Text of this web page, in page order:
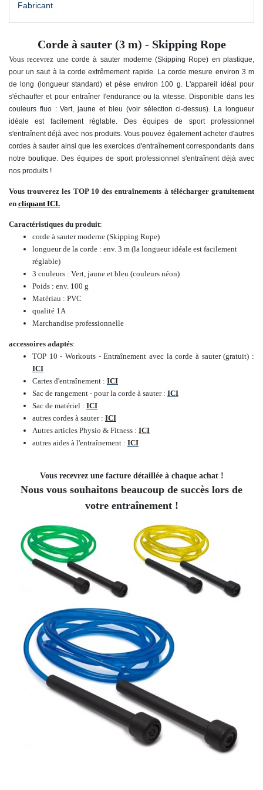
Fabricant
Corde à sauter (3 m) - Skipping Rope
Vous recevrez une corde à sauter moderne (Skipping Rope) en plastique,
pour un saut à la corde extrêmement rapide. La corde mesure environ 3 m
de long (longueur standard) et pèse environ 100 g. L'appareil idéal pour
s'échauffer et pour entraîner l'endurance ou la vitesse.Disponible dans les
couleurs fluo : Vert, jaune et bleu (voir sélection ci-dessus). La longueur
idéale est facilement réglable. Des équipes de sport professionnel
s'entraînent déjà avec nos produits. Vous pouvez également acheter d'autres
cordes à sauter ainsi que les exercices d'entraînement correspondants dans
notre boutique. Des équipes de sport professionnel s'entraînent déjà avec
nos produits !
Vous trouverez les TOP 10 des entraînements à télécharger gratuitement
en cliquant ICI.
Caractéristiques du produit:
corde à sauter moderne (Skipping Rope)
longueur de la corde : env. 3 m (la longueur idéale est facilement
réglable)
3 couleurs : Vert, jaune et bleu (couleurs néon)
Poids : env. 100 g
Matériau : PVC
qualité 1A
Marchandise professionnelle
accessoires adaptés:
TOP 10 - Workouts - Entraînement avec la corde à sauter (gratuit) :
ICI
Cartes d'entraînement : ICI
Sac de rangement - pour la corde à sauter : ICI
Sac de matériel : ICI
autres cordes à sauter : ICI
Autres articles Physio & Fitness : ICI
autres aides à l'entraînement : ICI
Vous recevrez une facture détaillée à chaque achat !
Nous vous souhaitons beaucoup de succès lors de
votre entraînement !